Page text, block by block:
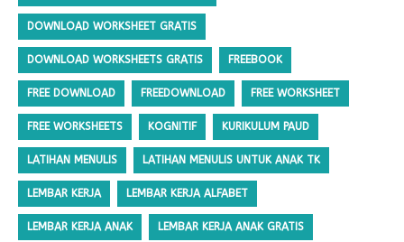
DOWNLOAD WORKSHEET GRATIS
DOWNLOAD WORKSHEETS GRATIS FREEBOOK
FREE DOWNLOAD FREEDOWNLOAD FREE WORKSHEET
FREE WORKSHEETS KOGNITIF KURIKULUM PAUD
LATIHAN MENULIS LATIHAN MENULIS UNTUK ANAK TK
LEMBAR KERJA LEMBAR KERJA ALFABET
LEMBAR KERJA ANAK LEMBAR KERJA ANAK GRATIS